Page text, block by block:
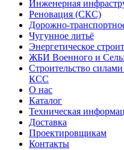
Инженерная
Реновация (СКС)
Дорожно-
Чугунное литьё
Энергетическое
ЖБИ Военного и
Строительство
КСС
О нас
Каталог
Техническая
Доставка
Проектировщикам
Контакты